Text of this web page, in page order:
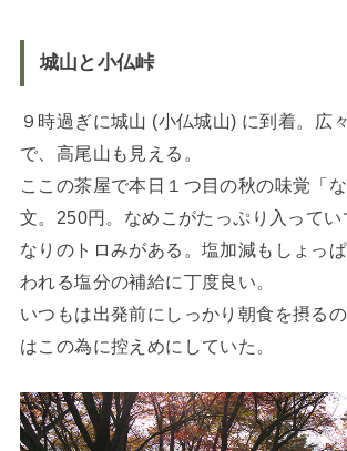
城山と小仏峠
９時過ぎに城山 (小仏城山) に到着。広
で、高尾山も見える。
ここの茶屋で本日１つ目の秋の味覚「
文。250円。なめこがたっぷり入って
なりのトロみがある。塩加減もしょっ
われる塩分の補給に丁度良い。
いつもは出発前にしっかり朝食を摂る
はこの為に控えめにしていた。